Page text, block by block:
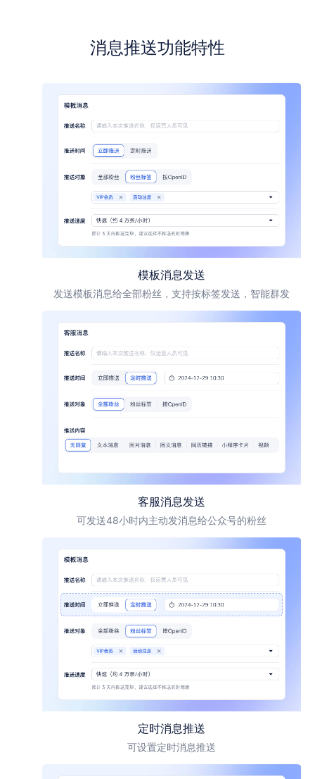
消息推送功能特性
模板消息发送
发送模板消息给全部粉丝，支持按标签发送，智能群发
客服消息发送
可发送48小时内主动发消息给公众号的粉丝
定时消息推送
可设置定时消息推送